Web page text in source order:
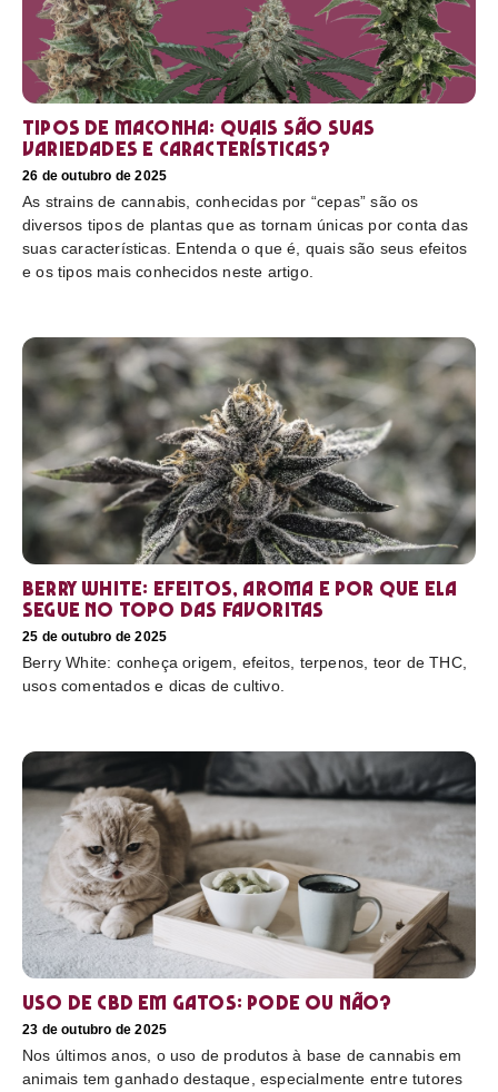
Tipos de maconha: quais são suas
variedades e características?
26 de outubro de 2025
As strains de cannabis, conhecidas por “cepas” são os
diversos tipos de plantas que as tornam únicas por conta das
suas características. Entenda o que é, quais são seus efeitos
e os tipos mais conhecidos neste artigo.
Berry White: efeitos, aroma e por que ela
segue no topo das favoritas
25 de outubro de 2025
Berry White: conheça origem, efeitos, terpenos, teor de THC,
usos comentados e dicas de cultivo.
Uso de CBD em gatos: pode ou não?
23 de outubro de 2025
Nos últimos anos, o uso de produtos à base de cannabis em
animais tem ganhado destaque, especialmente entre tutores